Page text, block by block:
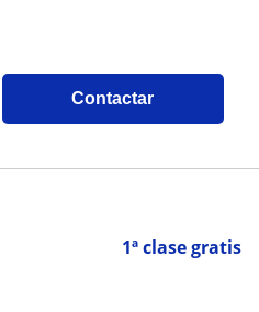
Contactar
1ª clase gratis